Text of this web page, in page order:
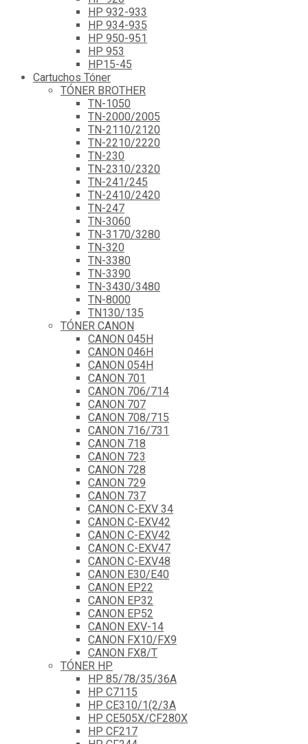
HP 932-933
HP 934-935
HP 950-951
HP 953
HP15-45
Cartuchos Tóner
TÓNER BROTHER
TN-1050
TN-2000/2005
TN-2110/2120
TN-2210/2220
TN-230
TN-2310/2320
TN-241/245
TN-2410/2420
TN-247
TN-3060
TN-3170/3280
TN-320
TN-3380
TN-3390
TN-3430/3480
TN-8000
TN130/135
TÓNER CANON
CANON 045H
CANON 046H
CANON 054H
CANON 701
CANON 706/714
CANON 707
CANON 708/715
CANON 716/731
CANON 718
CANON 723
CANON 728
CANON 729
CANON 737
CANON C-EXV 34
CANON C-EXV42
CANON C-EXV42
CANON C-EXV47
CANON C-EXV48
CANON E30/E40
CANON EP22
CANON EP32
CANON EP52
CANON EXV-14
CANON FX10/FX9
CANON FX8/T
TÓNER HP
HP 85/78/35/36A
HP C7115
HP CE310/1(2/3A
HP CE505X/CF280X
HP CF217